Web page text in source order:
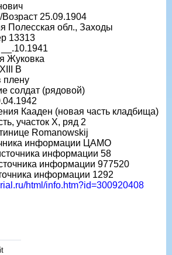
25.09.1904
Полесская обл., Заходы
13313
Жуковка
B
плену
солдат (рядовой)
Кааден (новая часть кладбища)
участок X, ряд 2
Romanowskij
информации ЦАМО
информации 58
информации 977520
информации 1292
html/info.htm?id=300920408